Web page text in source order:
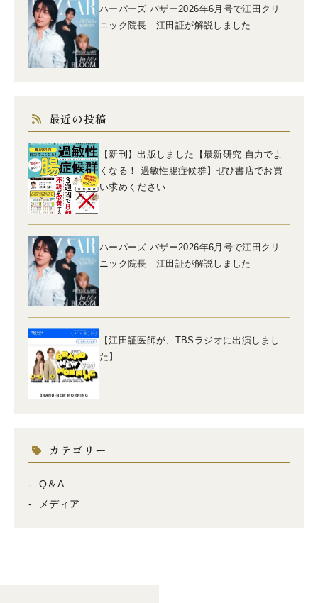
ハーパーズ バザー2026年6月号で江田クリ
ニック院長 江田証が解説しました
最近の投稿
【新刊】出版しました【最新研究 自力でよ
くなる！ 過敏性腸症候群】ぜひ書店でお買
い求めください
ハーパーズ バザー2026年6月号で江田クリ
ニック院長 江田証が解説しました
【江田証医師が、TBSラジオに出演しまし
た】
カテゴリー
Q＆A
メディア